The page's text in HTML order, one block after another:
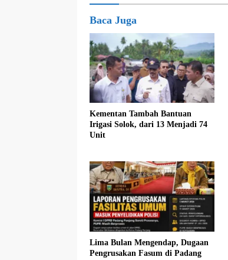
Baca Juga
Kementan Tambah Bantuan
Irigasi Solok, dari 13 Menjadi 74
Unit
Lima Bulan Mengendap, Dugaan
Pengrusakan Fasum di Padang